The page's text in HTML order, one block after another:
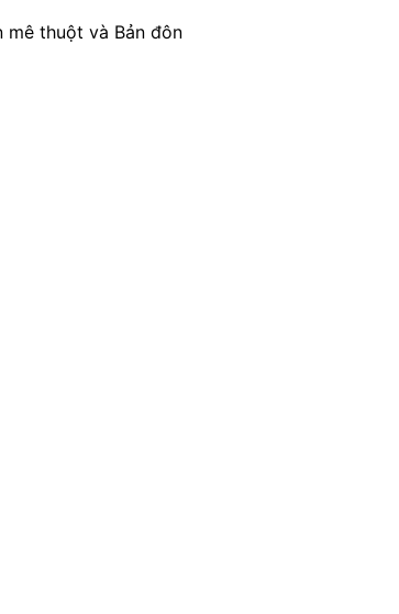
mê thuột và Bản đôn